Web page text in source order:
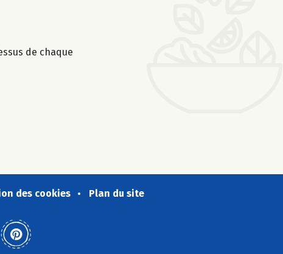
de chaque
des cookies Plan du site